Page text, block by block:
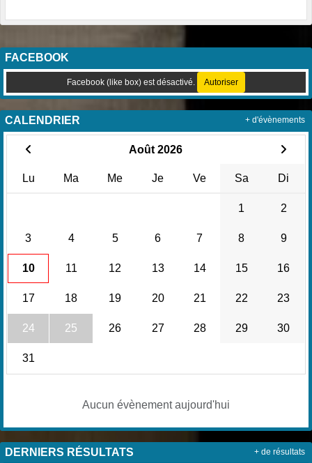
FACEBOOK
Facebook (like box) est désactivé. Autoriser
CALENDRIER
Août 2026
Lu Ma Me Je Ve Sa Di
1 2
3 4 5 6 7 8 9
10 11 12 13 14 15 16
17 18 19 20 21 22 23
24 25 26 27 28 29 30
31
Aucun évènement aujourd'hui
+ d'évènements
DERNIERS RÉSULTATS + de résultats